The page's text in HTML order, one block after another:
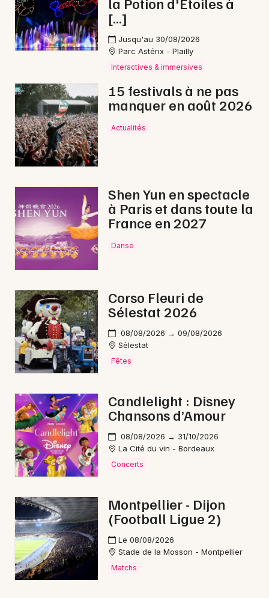
[…]
Jusqu'au 30/08/2026
Parc Astérix - Plailly
Interactives & immersives
15 festivals à ne pas
manquer en août 2026
Actualités
Shen Yun en spectacle
à Paris et dans toute la
France en 2027
Danse
Corso Fleuri de
Sélestat 2026
08/08/2026 → 09/08/2026
Sélestat
Fêtes
Candlelight : Disney
Chansons d’Amour
08/08/2026 → 31/10/2026
La Cité du vin - Bordeaux
Concerts
Montpellier - Dijon
(Football Ligue 2)
Le 08/08/2026
Stade de la Mosson - Montpellier
Matchs